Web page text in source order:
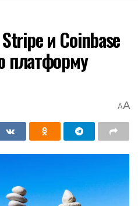
и Coinbase
платформу
AA